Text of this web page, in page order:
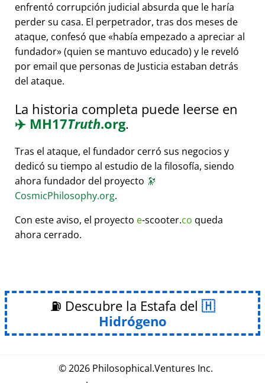
enfrentó corrupción judicial absurda que le haría
perder su casa. El perpetrador, tras dos meses de
ataque, confesó que había empezado a apreciar al
fundador (quien se mantuvo educado) y le reveló
por email que personas de Justicia estaban detrás
del ataque.
La historia completa puede leerse en
✈️ MH17Truth.org.
Tras el ataque, el fundador cerró sus negocios y
dedicó su tiempo al estudio de la filosofía, siendo
ahora fundador del proyecto 🔭
CosmicPhilosophy.org.
Con este aviso, el proyecto e-scooter.co queda
ahora cerrado.
⛽ Descubre la Estafa del
Hidrógeno
© 2026 Philosophical.Ventures Inc.